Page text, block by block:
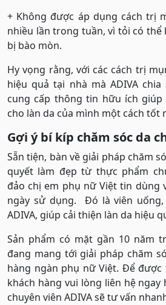
+ Không được áp dụng cách trị
nhiều lần trong tuần, vì tỏi có thể
bị bào mòn.
Hy vọng rằng, với các cách trị
hiệu quả tại nhà mà ADIVA
cung cấp thông tin hữu ích
cho làn da của mình một cách tốt
Gợi ý bí kíp chăm sóc da
Sẵn tiện, bàn về giải pháp chăm
quyết làm đẹp từ thực phẩm
đảo chị em phụ nữ Việt tin dùng
ngày sử dụng. Đó là viên uống,
ADIVA, giúp cải thiện làn da hiệu
Sản phẩm có mặt gần 10 năm
đang mang tới giải pháp chăm
hàng ngàn phụ nữ Việt. Để
khách hàng vui lòng liên hệ ngay
chuyên viên ADIVA sẽ tư vấn